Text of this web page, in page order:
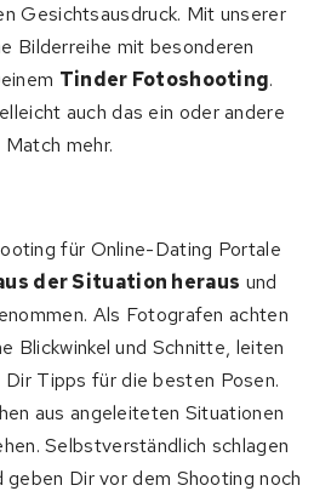
Gesichtsausdruck. Mit unserer
Bilderreihe mit besonderen
Tinder Fotoshooting.
auch das ein oder andere
Match mehr.
für Online-Dating Portale
der Situation heraus und
Als Fotografen achten
Blickwinkel und Schnitte, leiten
Dir Tipps für die besten Posen.
aus angeleiteten Situationen
Selbstverständlich schlagen
Dir vor dem Shooting noch